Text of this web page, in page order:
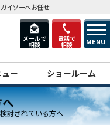
メールで
相談
電話で
相談 MENU
イソーへお任せ
ー ショールーム
討されている方へ